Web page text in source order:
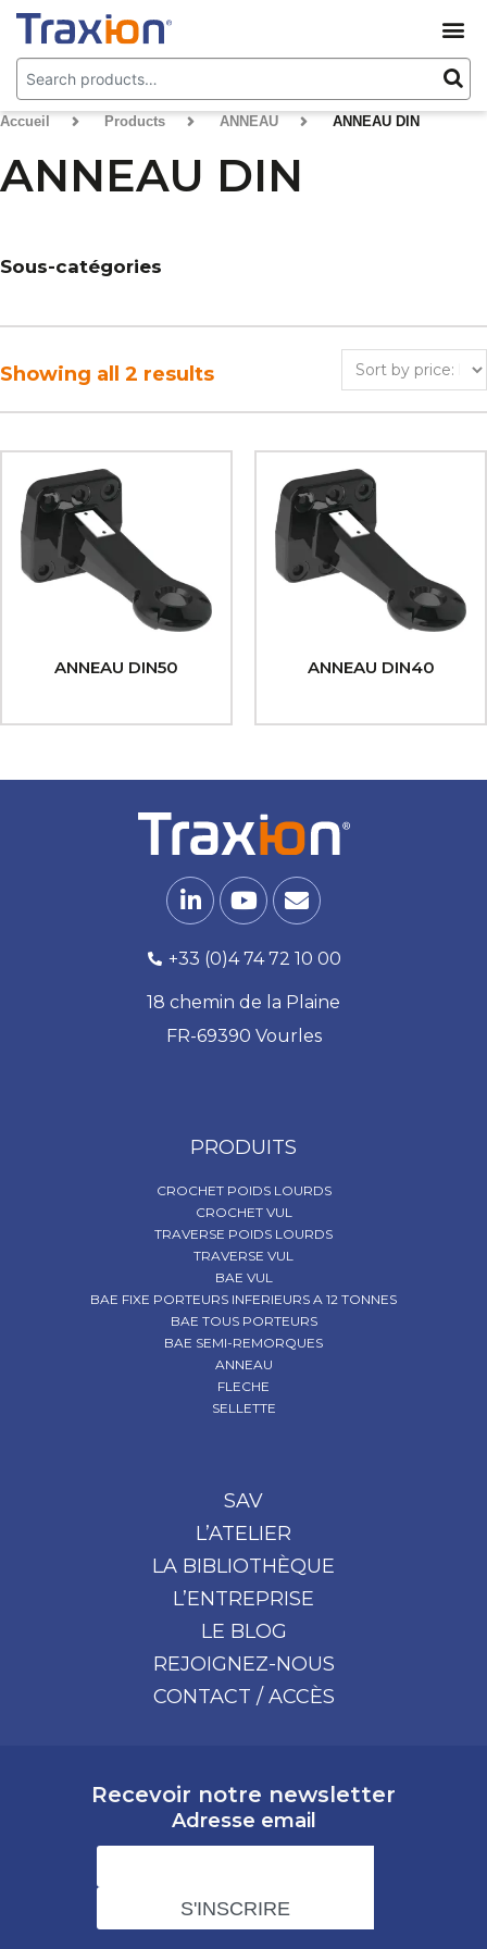
Accueil Products ANNEAU ANNEAU DIN
ANNEAU DIN
Sous-catégories
Showing all 2 results
ANNEAU DIN50 ANNEAU DIN40
+33 (0)4 74 72 10 00
18 chemin de la Plaine
FR-69390 Vourles
PRODUITS
CROCHET POIDS LOURDS
CROCHET VUL
TRAVERSE POIDS LOURDS
TRAVERSE VUL
BAE VUL
BAE FIXE PORTEURS INFERIEURS A 12 TONNES
BAE TOUS PORTEURS
BAE SEMI-REMORQUES
ANNEAU
FLECHE
SELLETTE
SAV
L’ATELIER
LA BIBLIOTHÈQUE
L’ENTREPRISE
LE BLOG
REJOIGNEZ-NOUS
CONTACT / ACCÈS
Recevoir notre newsletter
Adresse email